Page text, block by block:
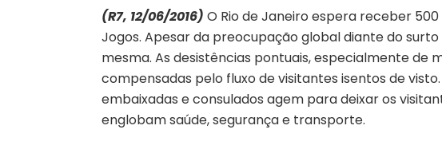
(R7, 12/06/2016) O Rio de Janeiro espera receber
Jogos. Apesar da preocupação global diante do
mesma. As desistências pontuais, especialmente de
compensadas pelo fluxo de visitantes isentos de
embaixadas e consulados agem para deixar os
englobam saúde, segurança e transporte.